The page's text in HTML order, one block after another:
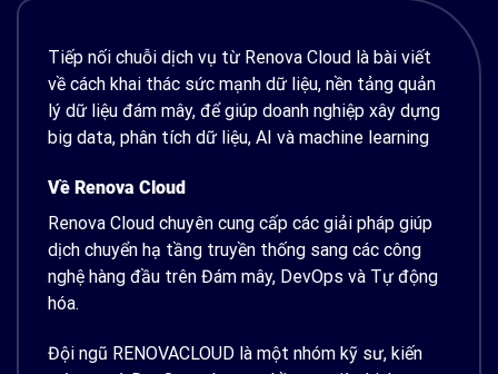
Tiếp nối chuỗi dịch vụ từ Renova Cloud là bài viết
về cách khai thác sức mạnh dữ liệu, nền tảng quản
lý dữ liệu đám mây, để giúp doanh nghiệp xây dựng
big data, phân tích dữ liệu, AI và machine learning
Về Renova Cloud
Renova Cloud chuyên cung cấp các giải pháp giúp
dịch chuyển hạ tầng truyền thống sang các công
nghệ hàng đầu trên Đám mây, DevOps và Tự động
hóa.
Đội ngũ RENOVACLOUD là một nhóm kỹ sư, kiến